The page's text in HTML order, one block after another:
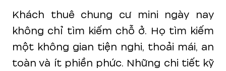
Khách thuê chung cư mini ngày nay
không chỉ tìm kiếm chỗ ở. Họ tìm kiếm
một không gian tiện nghi, thoải mái, an
toàn và ít phiền phức. Những chi tiết kỹ